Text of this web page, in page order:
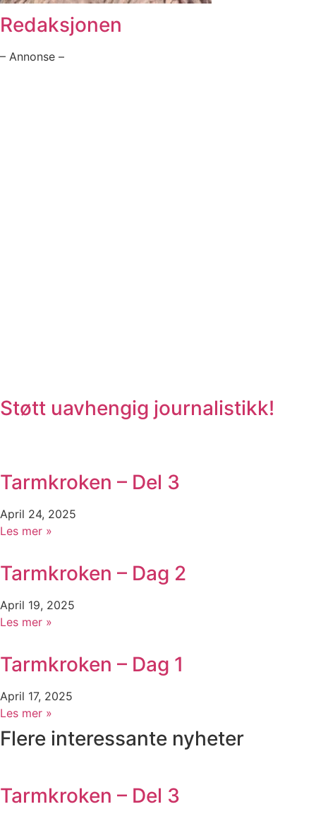
Redaksjonen
– Annonse –
Støtt uavhengig journalistikk!
Tarmkroken – Del 3
April 24, 2025
Les mer »
Tarmkroken – Dag 2
April 19, 2025
Les mer »
Tarmkroken – Dag 1
April 17, 2025
Les mer »
Flere interessante nyheter
Tarmkroken – Del 3